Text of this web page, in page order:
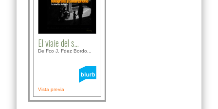
El viaje del s...
De Fco J. Fdez Bordo...
Vista previa